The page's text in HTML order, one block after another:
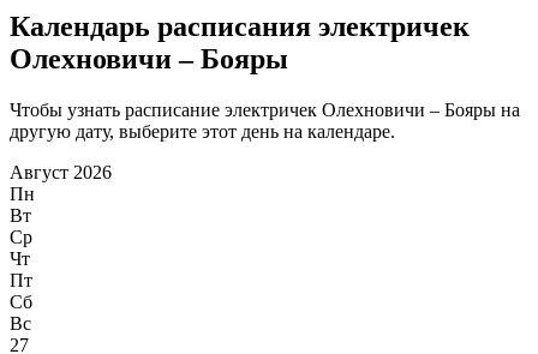
Календарь расписания электричек
Олехновичи – Бояры
Чтобы узнать расписание электричек Олехновичи – Бояры на
другую дату, выберите этот день на календаре.
Август 2026
Пн
Вт
Ср
Чт
Пт
Сб
Вс
27